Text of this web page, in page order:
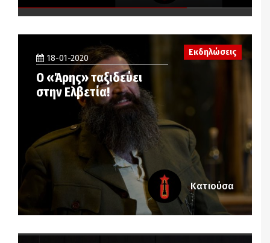
18-01-2020
Ο «Άρης» ταξιδεύει
στην Ελβετία!
Εκδηλώσεις
Κατιούσα